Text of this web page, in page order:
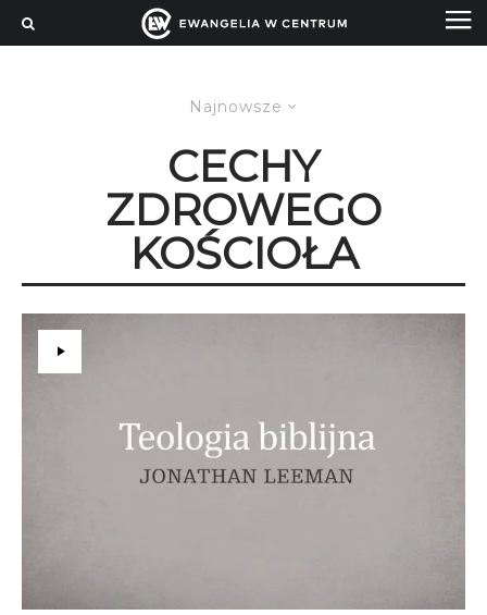
Najnowsze
CECHY
ZDROWEGO
KOŚCIOŁA